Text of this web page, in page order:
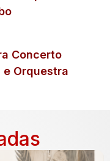
Concerto
e Orquestra